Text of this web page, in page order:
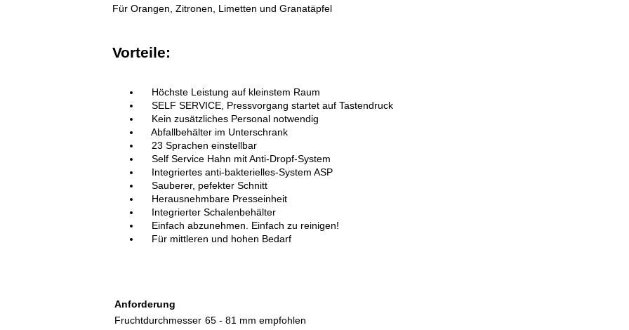
Für Orangen, Zitronen, Limetten und Granatäpfel
Vorteile:
Höchste Leistung auf kleinstem Raum
SELF SERVICE, Pressvorgang startet auf Tastendruck
Kein zusätzliches Personal notwendig
Abfallbehälter im Unterschrank
23 Sprachen einstellbar
Self Service Hahn mit Anti-Dropf-System
Integriertes anti-bakterielles-System ASP
Sauberer, pefekter Schnitt
Herausnehmbare Presseinheit
Integrierter Schalenbehälter
Einfach abzunehmen. Einfach zu reinigen!
Für mittleren und hohen Bedarf
Anforderung
Fruchtdurchmesser 65 - 81 mm empfohlen